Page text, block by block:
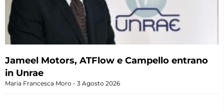
Jameel Motors, ATFlow e Campello entrano
in Unrae
Maria Francesca Moro 3 Agosto 2026